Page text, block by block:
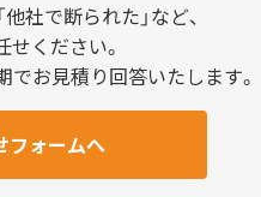
扱いの委託
の達成に必要な範囲内で、
報の取り扱いに関する契約
他社で断られた」など、
ください。
でお見積り回答いたします。
フォームへ